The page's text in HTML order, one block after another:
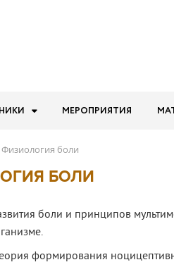
МЕРОПРИЯТИЯ
Физиология боли
БОЛИ
боли и принципов
формирования